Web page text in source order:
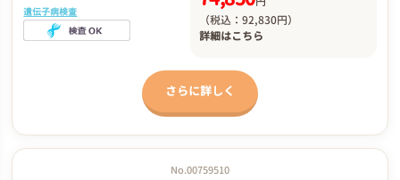
遺伝子病検査
（税込：92,830円）
詳細はこちら
さらに詳しく
No.00759510